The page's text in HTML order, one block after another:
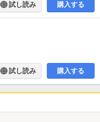
試し読み 購入する
試し読み 購入する